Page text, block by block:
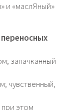
и «маслЯный»
запачканный
чувственный,
этом